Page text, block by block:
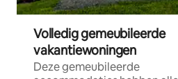
Volledig gemeubileerde
vakantiewoningen
Deze gemeubileerde